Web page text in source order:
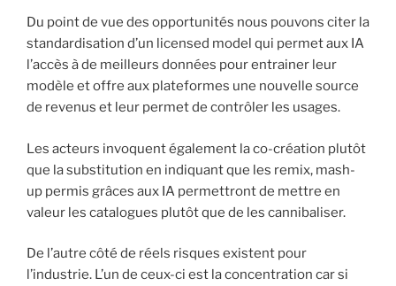
Du point de vue des opportunités nous pouvons citer la
standardisation d’un licensed model qui permet aux IA
l’accès à de meilleurs données pour entrainer leur
modèle et offre aux plateformes une nouvelle source
de revenus et leur permet de contrôler les usages.
Les acteurs invoquent également la co-création plutôt
que la substitution en indiquant que les remix, mash-
up permis grâces aux IA permettront de mettre en
valeur les catalogues plutôt que de les cannibaliser.
De l’autre côté de réels risques existent pour
l’industrie. L’un de ceux-ci est la concentration car si